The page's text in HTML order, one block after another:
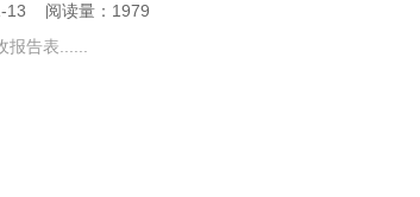
13
阅读量：1979
报告表......